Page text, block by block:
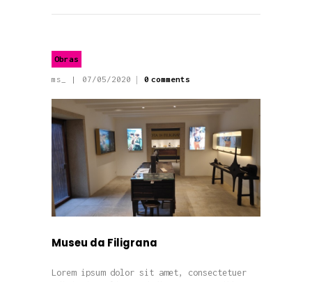
Obras
ms_ 07/05/2020 0 comments
Museu da Filigrana
Lorem ipsum dolor sit amet, consectetuer